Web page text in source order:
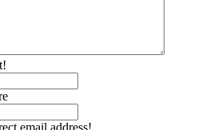
email address!